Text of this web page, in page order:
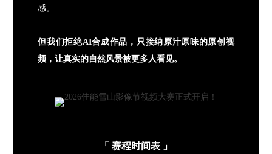
感。
但我们拒绝AI合成作品，只接纳原汁原味的原创视
频，让真实的自然风景被更多人看见。
「 赛程时间表 」